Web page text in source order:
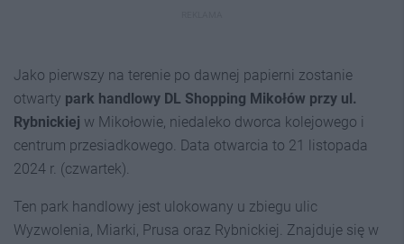
Jako pierwszy na terenie po dawnej papierni zostanie
otwarty park handlowy DL Shopping Mikołów przy ul.
Rybnickiej w Mikołowie, niedaleko dworca kolejowego i
centrum przesiadkowego. Data otwarcia to 21 listopada
2024 r. (czwartek).
Ten park handlowy jest ulokowany u zbiegu ulic
Wyzwolenia, Miarki, Prusa oraz Rybnickiej. Znajduje się w